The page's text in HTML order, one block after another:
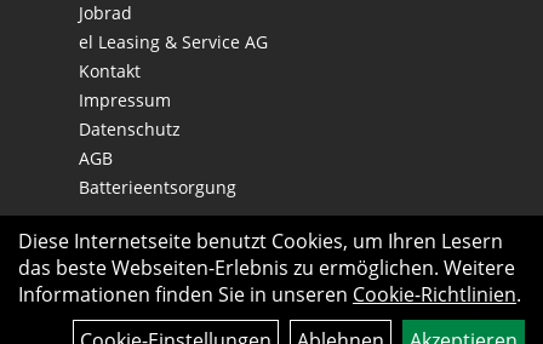
Jobrad
el Leasing & Service AG
Kontakt
Impressum
Datenschutz
AGB
Batterieentsorgung
Diese Internetseite benutzt Cookies, um Ihren Lesern
das beste Webseiten-Erlebnis zu ermöglichen. Weitere
Informationen finden Sie in unseren Cookie-Richtlinien.